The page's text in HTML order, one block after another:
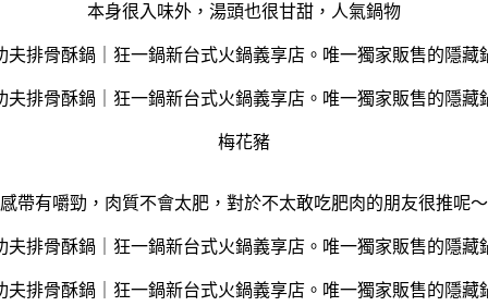
本身很入味外，湯頭也很甘甜，人氣鍋物
梅花豬
帶有嚼勁，肉質不會太肥，對於不太敢吃肥肉的朋友很推呢